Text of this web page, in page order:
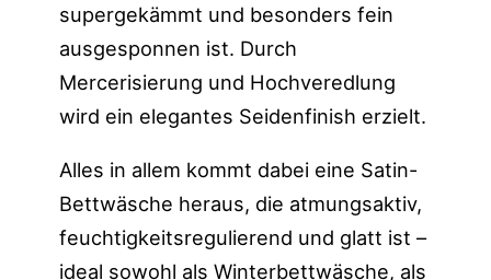
supergekämmt und besonders fein
ausgesponnen ist. Durch
Mercerisierung und Hochveredlung
wird ein elegantes Seidenfinish erzielt.
Alles in allem kommt dabei eine Satin-
Bettwäsche heraus, die atmungsaktiv,
feuchtigkeitsregulierend und glatt ist –
ideal sowohl als Winterbettwäsche, als